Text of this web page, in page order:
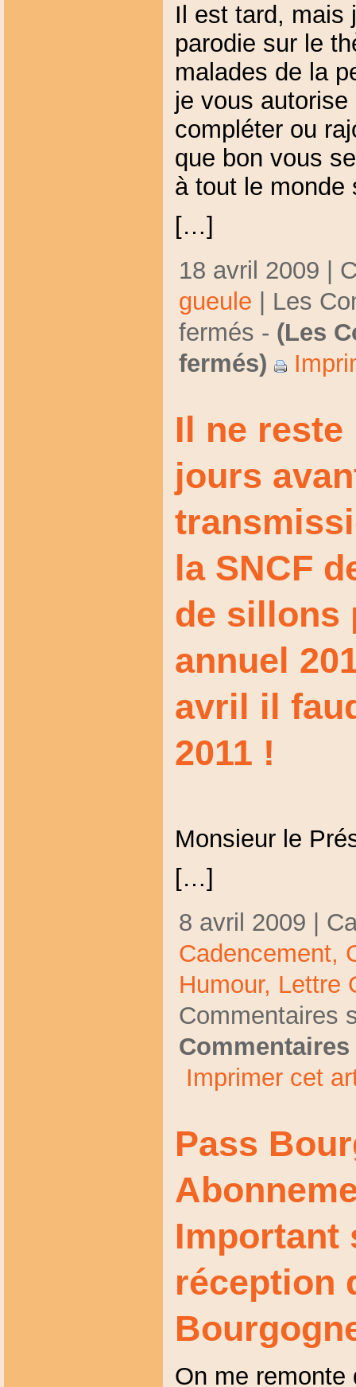
Il est tard, mais
parodie sur le
malades de la
je vous
compléter ou
que bon vous
à tout le monde
[…]
18 avril 2009 |
gueule | Les
fermés - (Les
fermés)
Il ne reste
jours
la SNCF
de sillons
annuel
avril il
2011 !
Monsieur le
[…]
8 avril 2009 |
Cadencement,
Humour, Lettre
Commentaires
Imprimer cet
Pass
Important
réception
On me remonte